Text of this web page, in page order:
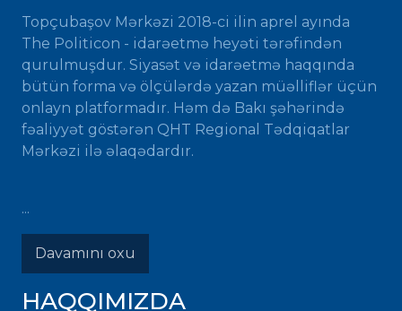
Topçubaşov Mərkəzi 2018-ci ilin aprel ayında
The Politicon - idarəetmə heyəti tərəfindən
qurulmuşdur. Siyasət və idarəetmə haqqında
bütün forma və ölçülərdə yazan müəlliflər üçün
onlayn platformadır. Həm də Bakı şəhərində
fəaliyyət göstərən QHT Regional Tədqiqatlar
Mərkəzi ilə əlaqədardır.
...
Davamını oxu
HAQQIMIZDA